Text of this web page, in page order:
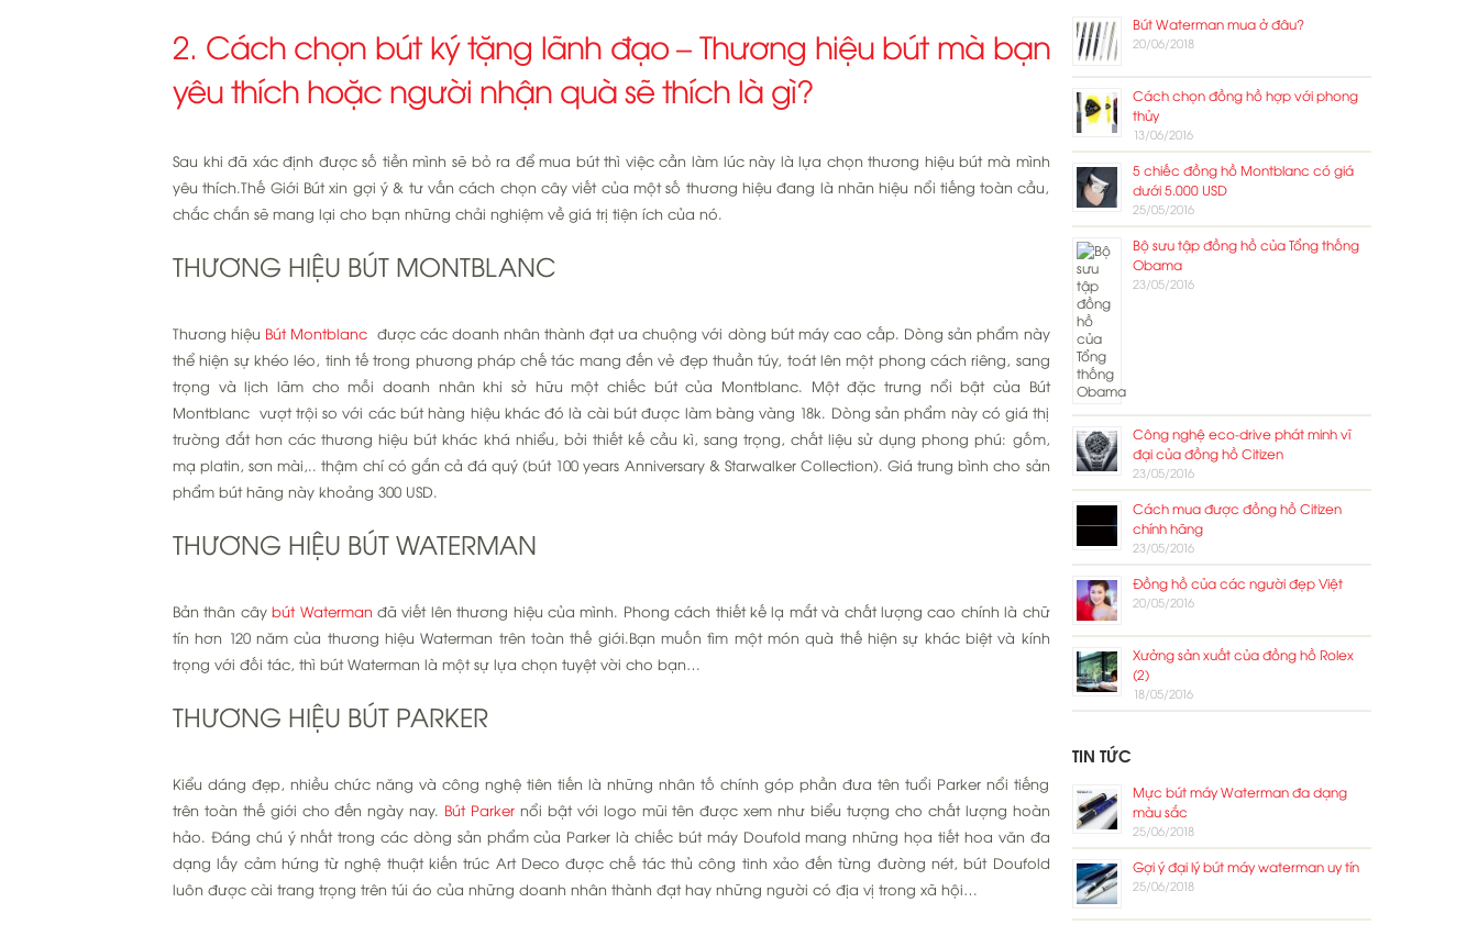
2. Cách chọn bút ký tặng lãnh đạo – Thương hiệu bút mà bạn
yêu thích hoặc người nhận quà sẽ thích là gì?
Sau khi đã xác định được số tiền mình sẽ bỏ ra để mua bút thì việc cần làm lúc này là lựa chọn thương hiệu bút mà mình
yêu thích.Thế Giới Bút xin gợi ý & tư vấn cách chọn cây viết của một số thương hiệu đang là nhãn hiệu nổi tiếng toàn cầu,
chắc chắn sẽ mang lại cho bạn những chải nghiệm về giá trị tiện ích của nó.
THƯƠNG HIỆU BÚT MONTBLANC
Thương hiệu Bút Montblanc được các doanh nhân thành đạt ưa chuộng với dòng bút máy cao cấp. Dòng sản phẩm này
thể hiện sự khéo léo, tinh tế trong phương pháp chế tác mang đến vẻ đẹp thuần túy, toát lên một phong cách riêng, sang
trọng và lịch lãm cho mỗi doanh nhân khi sở hữu một chiếc bút của Montblanc. Một đặc trưng nổi bật của Bút
Montblanc vượt trội so với các bút hàng hiệu khác đó là cài bút được làm bàng vàng 18k. Dòng sản phẩm này có giá thị
trường đắt hơn các thương hiệu bút khác khá nhiểu, bởi thiết kế cầu kì, sang trọng, chất liệu sử dụng phong phú: gốm,
mạ platin, sơn mài,.. thậm chí có gắn cả đá quý (bút 100 years Anniversary & Starwalker Collection). Giá trung bình cho sản
phẩm bút hãng này khoảng 300 USD.
THƯƠNG HIỆU BÚT WATERMAN
Bản thân câybút Watermanđã viết lên thương hiệu của mình. Phong cách thiết kế lạ mắt và chất lượng cao chính là chữ
tín hơn 120 năm của thương hiệu Waterman trên toàn thế giới.Bạn muốn tìm một món quà thế hiện sự khác biệt và kính
trọng với đối tác, thì bút Waterman là một sự lựa chọn tuyệt vời cho bạn…
THƯƠNG HIỆU BÚT PARKER
Kiểu dáng đẹp, nhiều chức năng và công nghệ tiên tiến là những nhân tố chính góp phần đưa tên tuổi Parker nổi tiếng
trên toàn thế giới cho đến ngày nay. Bút Parker nổi bật với logo mũi tên được xem như biểu tượng cho chất lượng hoàn
hảo. Đáng chú ý nhất trong các dòng sản phẩm của Parker là chiếc bút máy Doufold mang những họa tiết hoa văn đa
dạng lấy cảm hứng từ nghệ thuật kiến trúc Art Deco được chế tác thủ công tinh xảo đến từng đường nét, bút Doufold
luôn được cài trang trọng trên túi áo của những doanh nhân thành đạt hay những người có địa vị trong xã hội…
Bút Waterman mua ở đâu?
20/06/2018
Cách chọn đồng hồ hợp với phong
thủy
13/06/2016
5 chiếc đồng hồ Montblanc có giá
dưới 5.000 USD
25/05/2016
Bộ sưu tập đồng hồ của Tổng thống
Obama
23/05/2016
Công nghệ eco-drive phát minh vĩ
đại của đồng hồ Citizen
23/05/2016
Cách mua được đồng hồ Citizen
chính hãng
23/05/2016
Đồng hồ của các người đẹp Việt
20/05/2016
Xưởng sản xuất của đồng hồ Rolex
(2)
18/05/2016
TIN TỨC
Mực bút máy Waterman đa dạng
màu sắc
25/06/2018
Gợi ý đại lý bút máy waterman uy tín
25/06/2018